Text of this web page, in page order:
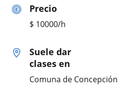
Precio
$ 10000/h
Suele dar
clases en
Comuna de Concepción